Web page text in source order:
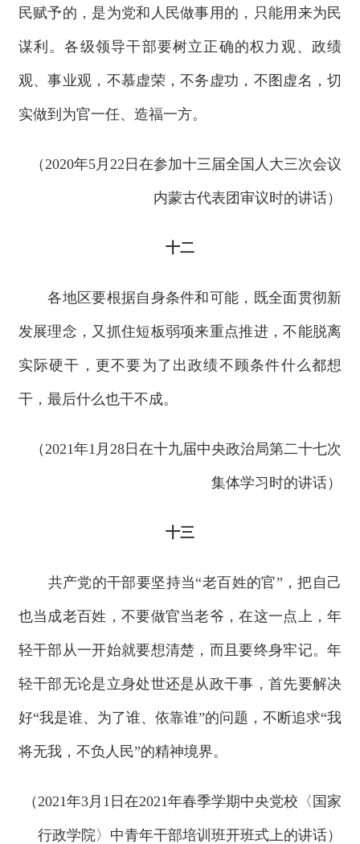
民赋予的，是为党和人民做事用的，只能用来为民
谋利。各级领导干部要树立正确的权力观、政绩
观、事业观，不慕虚荣，不务虚功，不图虚名，切
实做到为官一任、造福一方。
（2020年5月22日在参加十三届全国人大三次会议
内蒙古代表团审议时的讲话）
十二
各地区要根据自身条件和可能，既全面贯彻新
发展理念，又抓住短板弱项来重点推进，不能脱离
实际硬干，更不要为了出政绩不顾条件什么都想
干，最后什么也干不成。
（2021年1月28日在十九届中央政治局第二十七次
集体学习时的讲话）
十三
共产党的干部要坚持当“老百姓的官”，把自己
也当成老百姓，不要做官当老爷，在这一点上，年
轻干部从一开始就要想清楚，而且要终身牢记。年
轻干部无论是立身处世还是从政干事，首先要解决
好“我是谁、为了谁、依靠谁”的问题，不断追求“我
将无我，不负人民”的精神境界。
（2021年3月1日在2021年春季学期中央党校〈国家
行政学院〉中青年干部培训班开班式上的讲话）